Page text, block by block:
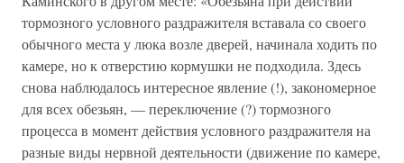
тормозного условного раздражителя вставала со своего
обычного места у люка возле дверей, начинала ходить по
камере, но к отверстию кормушки не подходила. Здесь
снова наблюдалось интересное явление (!), закономерное
для всех обезьян, — переключение (?) тормозного
процесса в момент действия условного раздражителя на
разные виды нервной деятельности (движение по камере,